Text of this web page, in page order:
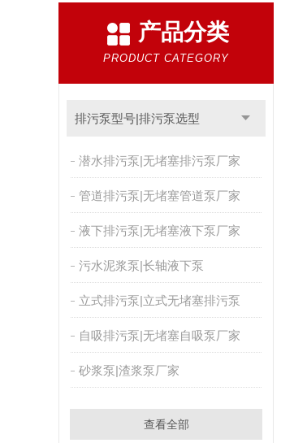
产品分类
PRODUCT CATEGORY
排污泵型号|排污泵选型
潜水排污泵|无堵塞排污泵厂家
管道排污泵|无堵塞管道泵厂家
液下排污泵|无堵塞液下泵厂家
污水泥浆泵|长轴液下泵
立式排污泵|立式无堵塞排污泵
自吸排污泵|无堵塞自吸泵厂家
砂浆泵|渣浆泵厂家
查看全部